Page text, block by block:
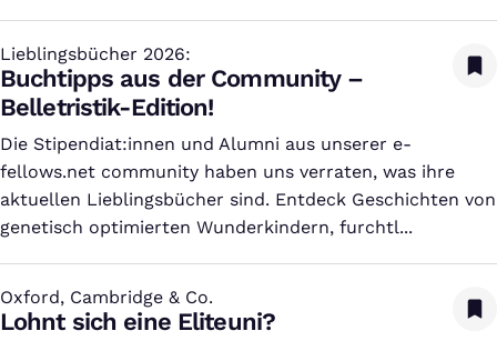
Lieblingsbücher 2026:
:
Buchtipps aus der Community –
Belletristik-Edition!
Die Stipendiat:innen und Alumni aus unserer e-
fellows.net community haben uns verraten, was ihre
aktuellen Lieblingsbücher sind. Entdeck Geschichten von
genetisch optimierten Wunderkindern, furchtl...
Oxford, Cambridge & Co.
:
Lohnt sich eine Eliteuni?